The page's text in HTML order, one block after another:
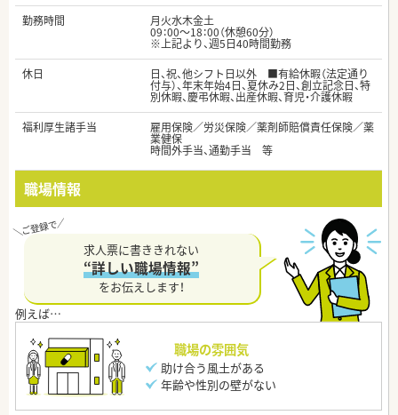
勤務時間
月火水木金土
09：00～18：00（休憩60分）
※上記より、週5日40時間勤務
休日
日、祝、他シフト日以外 ■有給休暇（法定通り
付与）、年末年始4日、夏休み2日、創立記念日、特
別休暇、慶弔休暇、出産休暇、育児・介護休暇
福利厚生諸手当
雇用保険／労災保険／薬剤師賠償責任保険／薬
業健保
時間外手当、通勤手当 等
職場情報
求人票に書ききれない
“詳しい職場情報”
をお伝えします！
職場の雰囲気
助け合う風土がある
年齢や性別の壁がない